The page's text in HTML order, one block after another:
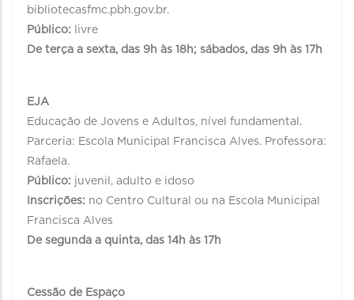
bibliotecasfmc.pbh.gov.br.
Público: livre
De terça a sexta, das 9h às 18h; sábados, das 9h às 17h
EJA
Educação de Jovens e Adultos, nível fundamental.
Parceria: Escola Municipal Francisca Alves. Professora:
Rafaela.
Público: juvenil, adulto e idoso
Inscrições: no Centro Cultural ou na Escola Municipal
Francisca Alves
De segunda a quinta, das 14h às 17h
Cessão de Espaço